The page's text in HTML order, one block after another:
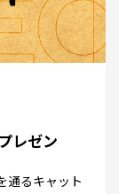
レゼン
通るキャット